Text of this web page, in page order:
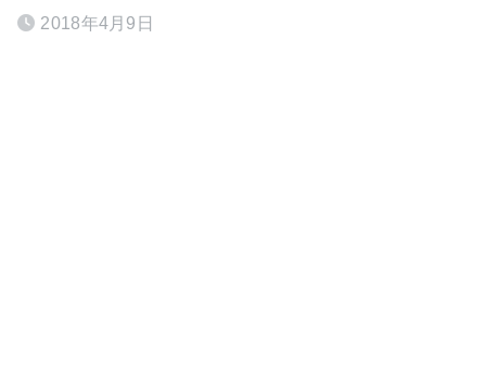
2018年4月9日